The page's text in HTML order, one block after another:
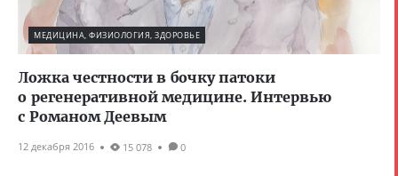
МЕДИЦИНА, ФИЗИОЛОГИЯ, ЗДОРОВЬЕ
Ложка честности в бочку патоки
о регенеративной медицине. Интервью
с Романом Деевым
12 декабря 2016 15 078 0